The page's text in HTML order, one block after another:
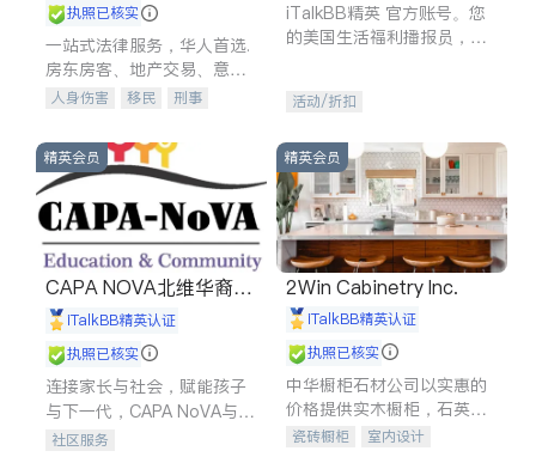
执照已核实
一站式法律服务，华人首选.
房东房客、地产交易、意外
伤害、车祸重伤、商业诉
建筑合同、刑事案件全包办
人身伤害 移民
刑事
信托/遗嘱
商业
索赔
律师-其它 保释
iTalkBB精英 官方账号。您
的美国生活福利播报员，精
专属福利。
活动/折扣
精英会员
CAPA NOVA北维华裔家
长会iTalkBB精英认证
执照已核实
连接家长与社会，赋能孩子
与下一代，CAPA NoVA与您
携手建设包容、公平、充满
社区服务
精英会员
2Win Cabinetry Inc.
iTalkBB精英认证
执照已核实
中华橱柜石材公司以实惠的
价格提供实木橱柜，石英石
台面，多种优质不锈钢水
瓷砖橱柜
室内设计